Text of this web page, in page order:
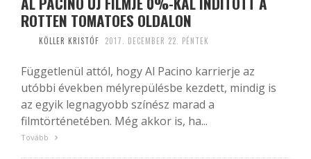
ROTTEN TOMATOES OLDALON
KÖLLER KRISTÓF 2017. DECEMBER 22. PÉNTEK
Függetlenül attól, hogy Al Pacino karrierje az
utóbbi években mélyrepülésbe kezdett, mindig is
az egyik legnagyobb színész marad a
filmtörténetében. Még akkor is, ha...
Tovább